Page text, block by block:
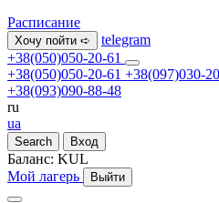
Расписание
Хочу пойти ➪
telegram
+38(050)050-20-61
+38(050)050-20-61 +38(097)030-
+38(093)090-88-48
ru
ua
Search Вход
Баланс: KUL
Мой лагерь
Выйти